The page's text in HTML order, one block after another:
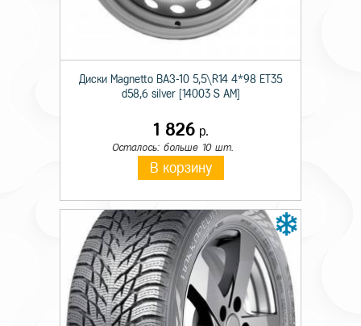
Технические характеристики
н/ш
Индекс скорости Y
Индекс нагрузки 107
Диски Magnetto ВАЗ-10 5,5\R14 4*98 ET35
d58,6 silver [14003 S AM]
1 826р.
Осталось: больше 10 шт.
В корзину